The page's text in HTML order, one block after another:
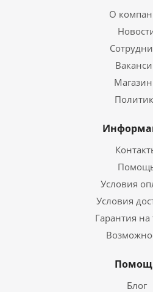
О
Условия
Условия
Гарантия на
Блог